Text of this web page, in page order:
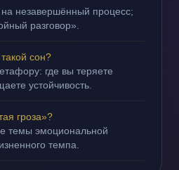
незавершённый процесс;
разговор».
сон?
где вы теряете
устойчивость.
гроза»?
темы эмоциональной
темпа.